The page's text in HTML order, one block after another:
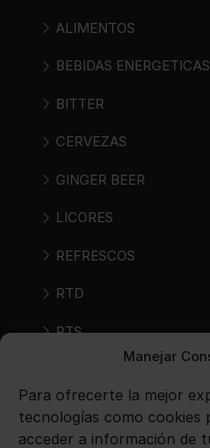
Manejar
Para ofrecerte la mejor
tecnologías como cookies
acceder a información de
ALIMENTOS
BEBIDAS ENERGETICAS
BITTER
CERVEZAS
GINGER BEER
LICORES
REFRESCOS
RTD
RTS
VINOS